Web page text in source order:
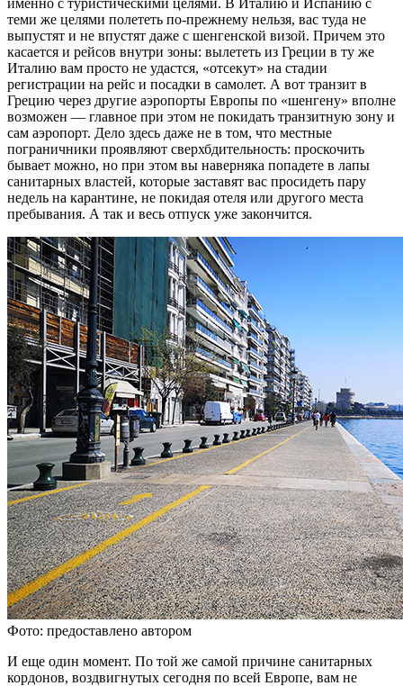
именно с туристическими целями. В Италию и Испанию с
теми же целями полететь по-прежнему нельзя, вас туда не
выпустят и не впустят даже с шенгенской визой. Причем это
касается и рейсов внутри зоны: вылететь из Греции в ту же
Италию вам просто не удастся, «отсекут» на стадии
регистрации на рейс и посадки в самолет. А вот транзит в
Грецию через другие аэропорты Европы по «шенгену» вполне
возможен — главное при этом не покидать транзитную зону и
сам аэропорт. Дело здесь даже не в том, что местные
пограничники проявляют сверхбдительность: проскочить
бывает можно, но при этом вы наверняка попадете в лапы
санитарных властей, которые заставят вас просидеть пару
недель на карантине, не покидая отеля или другого места
пребывания. А так и весь отпуск уже закончится.
Фото: предоставлено автором
И еще один момент. По той же самой причине санитарных
кордонов, воздвигнутых сегодня по всей Европе, вам не